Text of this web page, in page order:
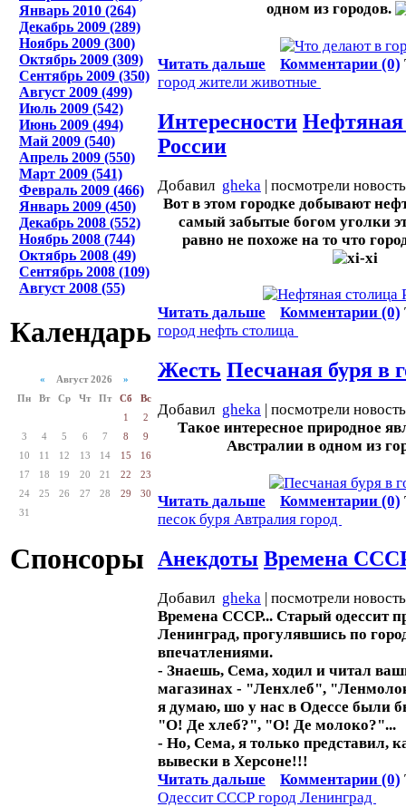
Январь 2010 (264)
Декабрь 2009 (289)
Ноябрь 2009 (300)
Октябрь 2009 (309)
Сентябрь 2009 (350)
Август 2009 (499)
Июль 2009 (542)
Июнь 2009 (494)
Май 2009 (540)
Апрель 2009 (550)
Март 2009 (541)
Февраль 2009 (466)
Январь 2009 (450)
Декабрь 2008 (552)
Ноябрь 2008 (744)
Октябрь 2008 (49)
Сентябрь 2008 (109)
Август 2008 (55)
Календарь
« Август 2026 »
Пн
Вт Ср Чт Пт Сб
Вс
1
2
3
4 5 6 7 8
9
10
11 12 13 14 15
16
17
18 19 20 21 22
23
24
25 26 27 28 29
30
31
Спонсоры
одном из городов.
Читать дальше Комментарии (0)
город жители животные
Интересности Нефтяная
России
Добавил gheka | посмотрели
Вот в этом городке добывают
самый забытые богом уголки
равно не похоже на то что
Читать дальше Комментарии (0)
город нефть столица
Жесть Песчаная буря в
Добавил gheka | посмотрели
Такое интересное природное
Австралии в одном из
Читать дальше Комментарии (0)
песок буря Автралия город
Анекдоты Времена
Добавил gheka | посмотрели
Времена СССР... Старый одессит
Ленинград, прогулявшись по
впечатлениями.
- Знаешь, Сема, ходил и читал
магазинах - "Ленхлеб",
я думаю, шо у нас в Одессе были
"О! Де хлеб?", "О! Де молоко?"...
- Но, Сема, я только представил,
вывески в Херсоне!!!
Читать дальше
Комментарии (0)
ОдесситСССР город Ленинград